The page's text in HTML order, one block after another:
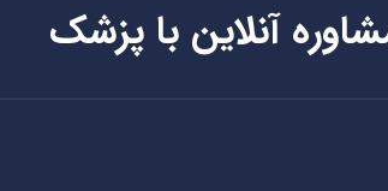
آنلاین با پزشک